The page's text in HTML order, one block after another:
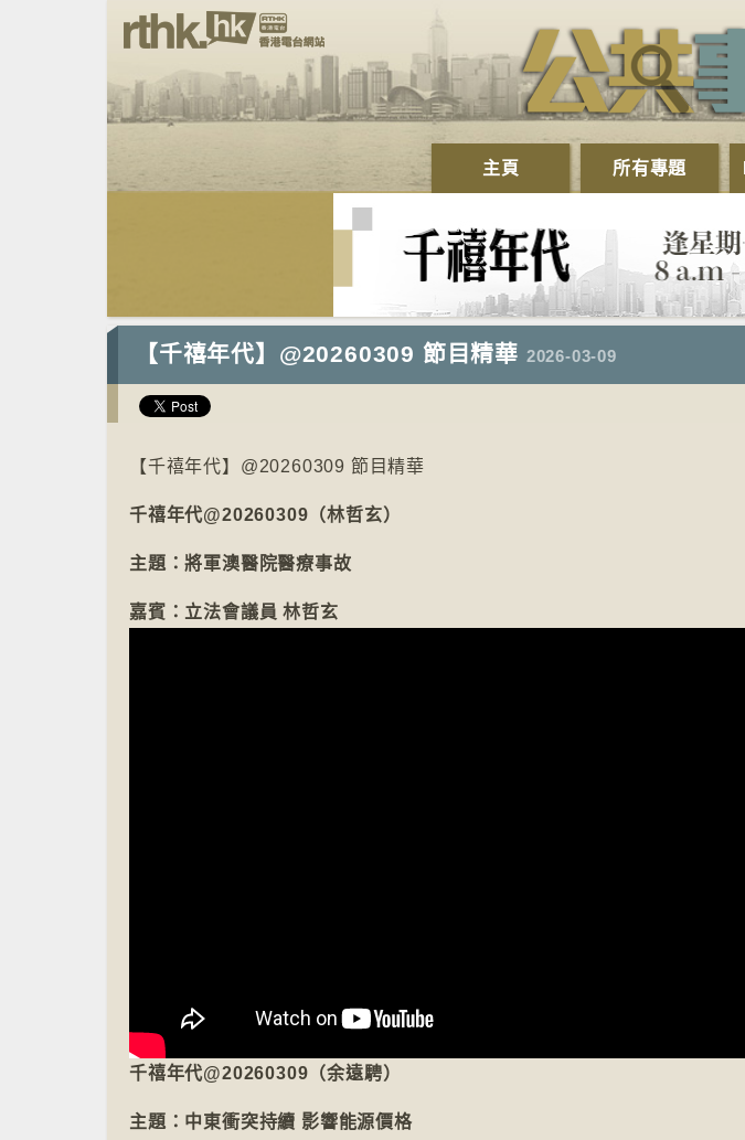
主頁 所有專題
【千禧年代】@20260309 節目精華 2026-03-09
【千禧年代】@20260309 節目精華
千禧年代@20260309（林哲玄）
主題：將軍澳醫院醫療事故
嘉賓：立法會議員 林哲玄
千禧年代@20260309（余遠騁）
主題：中東衝突持續 影響能源價格